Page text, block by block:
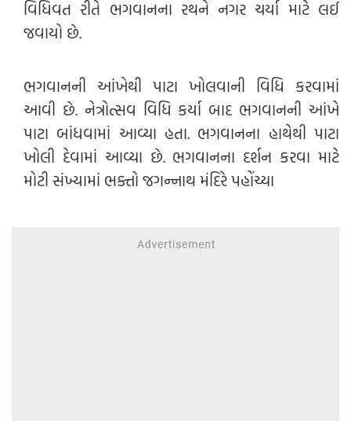
વિધિવત રીતે ભગવાનના રથને નગર ચર્યા માટે લઈ
જવાયો છે.
ભગવાનની આંખેથી પાટા ખોલવાની વિધિ કરવામાં
આવી છે. નેત્રોત્સવ વિધિ કર્યા બાદ ભગવાનની આંખે
પાટા બાંધવામાં આવ્યા હતા. ભગવાનના હાથેથી પાટા
ખોલી દેવામાં આવ્યા છે. ભગવાનના દર્શન કરવા માટે
મોટી સંખ્યામાં ભક્તો જગન્નાથ મંદિરે પહોંચ્યા